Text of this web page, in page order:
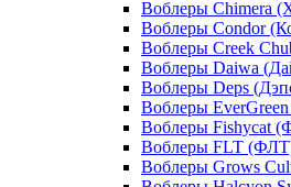
Воблеры Chimera
Воблеры Condor
Воблеры Creek
Воблеры Daiwa
Воблеры Deps
Воблеры
Воблеры Fishycat
Воблеры FLT
Воблеры Grows